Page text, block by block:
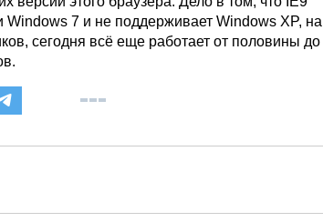
Windows 7 и не поддерживает Windows XP, на
сегодня всё еще работает от половины до